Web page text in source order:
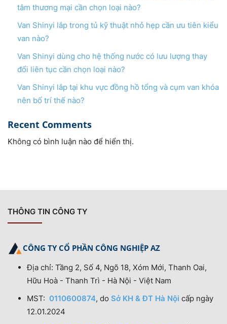
tâm thương mại cần chọn loại nào?
Van Shinyi lắp trong tủ kỹ thuật nhỏ hẹp cần ưu tiên kiểu
van nào?
Van Shinyi dùng cho hệ thống nước có lưu lượng thay
đổi liên tục cần chọn loại nào?
Van Shinyi lắp tại khu vực đồng hồ tổng và cụm van khóa
nên bố trí thế nào?
Recent Comments
Không có bình luận nào để hiển thị.
THÔNG TIN CÔNG TY
CÔNG TY CỔ PHẦN CÔNG NGHIỆP AZ
Địa chỉ: Tầng 2, Số 4, Ngõ 18, Xóm Mới, Thanh Oai,
Hữu Hoà - Thanh Trì - Hà Nội - Việt Nam
MST:0110600874, doSở KH & ĐT Hà Nội cấp ngày
12.01.2024